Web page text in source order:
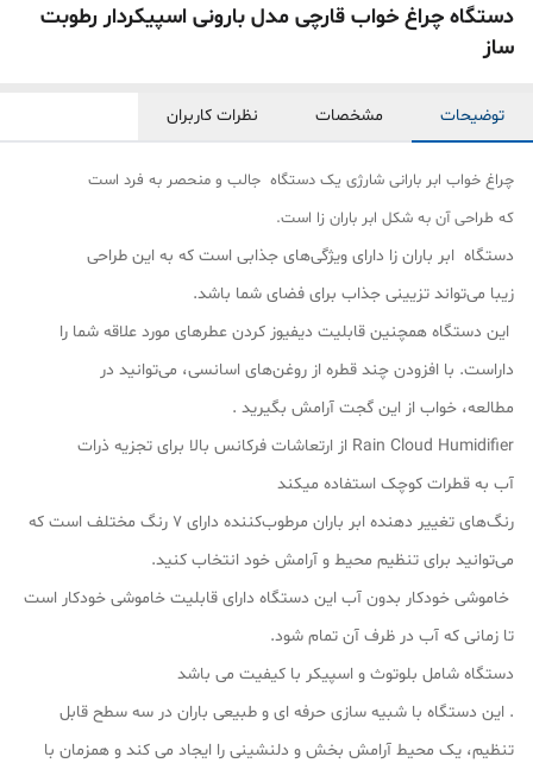
دستگاه چراغ خواب قارچی مدل بارونی اسپیکردار رطوبت
ساز
توضیحات مشخصات نظرات کاربران
چراغ خواب ابر بارانی شارژی یک دستگاه جالب و منحصر به فرد است
که طراحی آن به شکل ابر باران زا است.
دستگاه ابر باران زا دارای ویژگی‌های جذابی است که به این طراحی
زیبا می‌تواند تزیینی جذاب برای فضای شما باشد.
این دستگاه همچنین قابلیت دیفیوز کردن عطرهای مورد علاقه شما را
داراست. با افزودن چند قطره از روغن‌های اسانسی، می‌توانید در
مطالعه، خواب از این گجت آرامش بگیرید .
Rain Cloud Humidifier از ارتعاشات فرکانس بالا برای تجزیه ذرات
آب به قطرات کوچک استفاده میکند
رنگ‌های تغییر دهنده ابر باران مرطوب‌کننده دارای 7 رنگ مختلف است که
می‌توانید برای تنظیم محیط و آرامش خود انتخاب کنید.
خاموشی خودکار بدون آب این دستگاه دارای قابلیت خاموشی خودکار است
تا زمانی که آب در ظرف آن تمام شود.
دستگاه شامل بلوتوث و اسپیکر با کیفیت می باشد
. این دستگاه با شبیه سازی حرفه ای و طبیعی باران در سه سطح قابل
تنظیم، یک محیط آرامش بخش و دلنشینی را ایجاد می کند و همزمان با